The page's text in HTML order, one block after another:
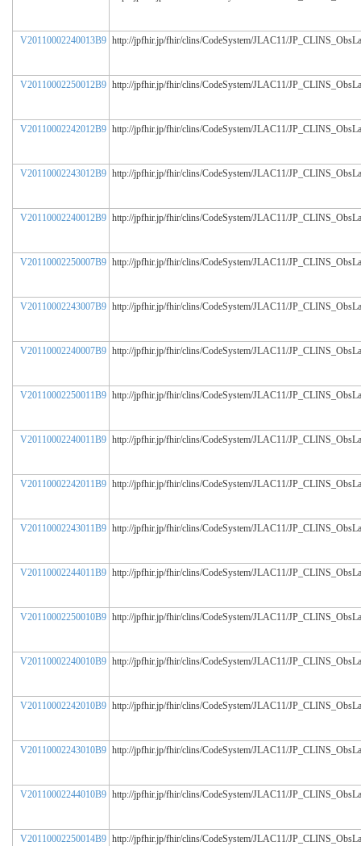
V20110002240013B9 http://jpfhir.jp/fhir/clins/CodeSystem/JLAC11/
V20110002250012B9 http://jpfhir.jp/fhir/clins/CodeSystem/JLAC11/
V20110002242012B9 http://jpfhir.jp/fhir/clins/CodeSystem/JLAC11/
V20110002243012B9 http://jpfhir.jp/fhir/clins/CodeSystem/JLAC11/
V20110002240012B9 http://jpfhir.jp/fhir/clins/CodeSystem/JLAC11/
V20110002250007B9 http://jpfhir.jp/fhir/clins/CodeSystem/JLAC11/
V20110002243007B9 http://jpfhir.jp/fhir/clins/CodeSystem/JLAC11/
V20110002240007B9 http://jpfhir.jp/fhir/clins/CodeSystem/JLAC11/
V20110002250011B9 http://jpfhir.jp/fhir/clins/CodeSystem/JLAC11/
V20110002240011B9 http://jpfhir.jp/fhir/clins/CodeSystem/JLAC11/
V20110002242011B9 http://jpfhir.jp/fhir/clins/CodeSystem/JLAC11/
V20110002243011B9 http://jpfhir.jp/fhir/clins/CodeSystem/JLAC11/
V20110002244011B9 http://jpfhir.jp/fhir/clins/CodeSystem/JLAC11/
V20110002250010B9 http://jpfhir.jp/fhir/clins/CodeSystem/JLAC11/
V20110002240010B9 http://jpfhir.jp/fhir/clins/CodeSystem/JLAC11/
V20110002242010B9 http://jpfhir.jp/fhir/clins/CodeSystem/JLAC11/
V20110002243010B9 http://jpfhir.jp/fhir/clins/CodeSystem/JLAC11/
V20110002244010B9 http://jpfhir.jp/fhir/clins/CodeSystem/JLAC11/
V20110002250014B9 http://jpfhir.jp/fhir/clins/CodeSystem/JLAC11/